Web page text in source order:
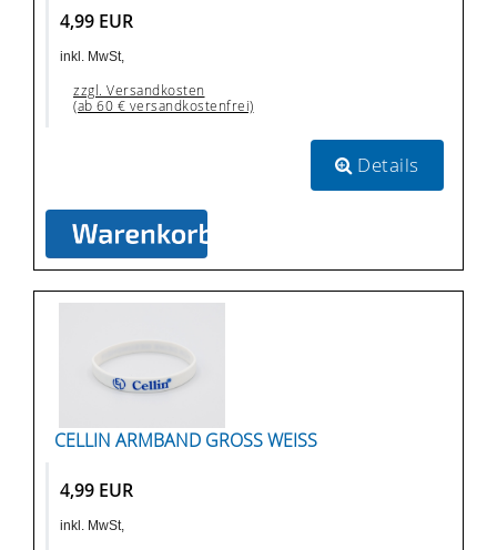
4,99 EUR
inkl. MwSt,
zzgl. Versandkosten
(ab 60 € versandkostenfrei)
Details
CELLIN ARMBAND GROSS WEISS
4,99 EUR
inkl. MwSt,